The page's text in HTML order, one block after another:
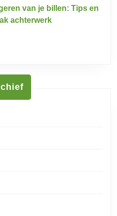
van je billen: Tips en
achterwerk